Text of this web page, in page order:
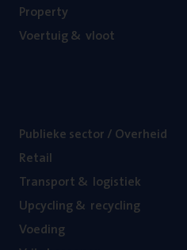
Pro­per­ty
Voer­tuig& vloot
Publie­ke sec­tor / Overheid
Retail
Trans­port& logistiek
Upcy­cling& recycling
Voe­ding